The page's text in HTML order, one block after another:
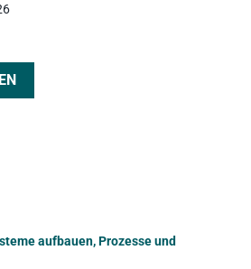
aufbauen, Prozesse und